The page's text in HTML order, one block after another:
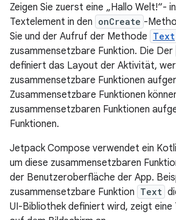
Zeigen Sie zuerst eine „Hallo Welt!“-
Textelement in den onCreate -
Sie und der Aufruf der Methode Text
zusammensetzbare Funktion. Die Der
definiert das Layout der Aktivität,
zusammensetzbare Funktionen
Zusammensetzbare Funktionen
zusammensetzbaren Funktionen
Funktionen.
Jetpack Compose verwendet ein
um diese zusammensetzbaren
der Benutzeroberfläche der App.
zusammensetzbare Funktion Text
UI-Bibliothek definiert wird, zeigt